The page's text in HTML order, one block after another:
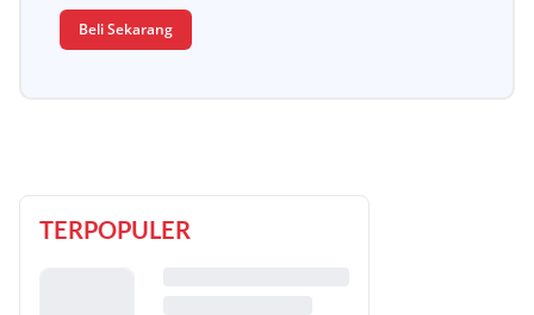
Beli Sekarang
TERPOPULER